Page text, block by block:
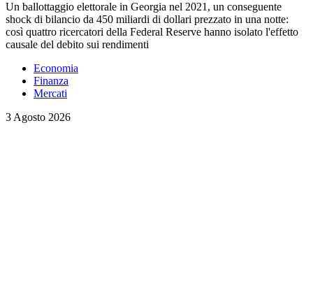
Un ballottaggio elettorale in Georgia nel 2021, un conseguente
shock di bilancio da 450 miliardi di dollari prezzato in una notte:
così quattro ricercatori della Federal Reserve hanno isolato l'effetto
causale del debito sui rendimenti
Economia
Finanza
Mercati
3 Agosto 2026